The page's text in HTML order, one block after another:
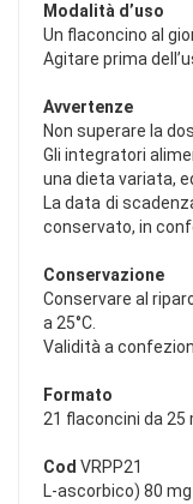
Modalità d’uso
Un flaconcino al
Agitare prima
Avvertenze
Non superare la
Gli integratori
una dieta variata,
La data di
conservato, in
Conservazione
Conservare al
a 25°C.
Validità a
Formato
21 flaconcini da 25
Cod VRPP21
L-ascorbico) 80